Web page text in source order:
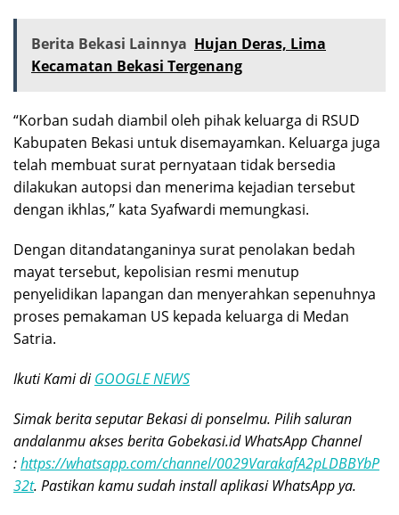
Berita Bekasi Lainnya Hujan Deras, Lima
Kecamatan Bekasi Tergenang
“Korban sudah diambil oleh pihak keluarga di RSUD
Kabupaten Bekasi untuk disemayamkan. Keluarga juga
telah membuat surat pernyataan tidak bersedia
dilakukan autopsi dan menerima kejadian tersebut
dengan ikhlas,” kata Syafwardi memungkasi.
Dengan ditandatanganinya surat penolakan bedah
mayat tersebut, kepolisian resmi menutup
penyelidikan lapangan dan menyerahkan sepenuhnya
proses pemakaman US kepada keluarga di Medan
Satria.
Ikuti Kami diGOOGLE NEWS
Simak berita seputar Bekasi di ponselmu. Pilih saluran
andalanmu akses berita Gobekasi.id WhatsApp Channel
:https://whatsapp.com/channel/0029VarakafA2pLDBBYbP
32t. Pastikan kamu sudah install aplikasi WhatsApp ya.